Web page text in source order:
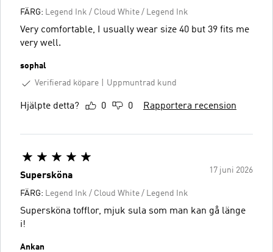
FÄRG: Legend Ink / Cloud White / Legend Ink
Very comfortable, I usually wear size 40 but 39 fits me
very well.
sophal
Verifierad köpare
Uppmuntrad kund
Hjälpte detta? 0 0 Rapportera recension
17 juni 2026
Supersköna
FÄRG: Legend Ink / Cloud White / Legend Ink
Supersköna tofflor, mjuk sula som man kan gå länge
i!
Ankan